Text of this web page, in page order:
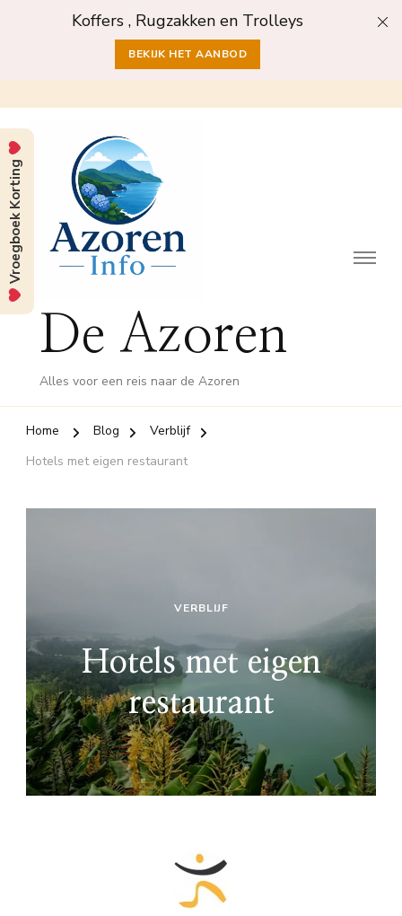
Koffers , Rugzakken en Trolleys
BEKIJK HET AANBOD
De Azoren
Alles voor een reis naar de Azoren
Home Blog
Verblijf
Hotels met eigen restaurant
VERBLIJF
Hotels met eigen
restaurant
Vroegboek Korting